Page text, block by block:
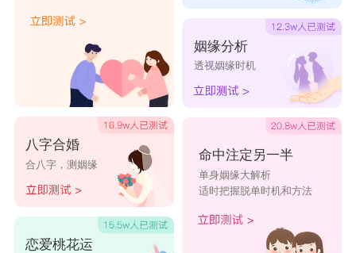
八字合婚
合八字，测姻缘
恋爱桃花运
姻缘分析
透视姻缘时机
命中注定另一半
单身姻缘大解析
适时把握脱单时机和方法